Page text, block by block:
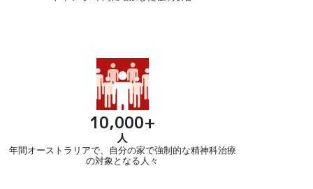
10,000+
人
年間オーストラリアで、自分の家で強制的な精神科治療
の対象となる人々